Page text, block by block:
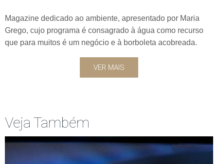
Magazine dedicado ao ambiente, apresentado por Maria
Grego, cujo programa é consagrado à água como recurso
que para muitos é um negócio e à borboleta acobreada.
VER MAIS
Veja Também